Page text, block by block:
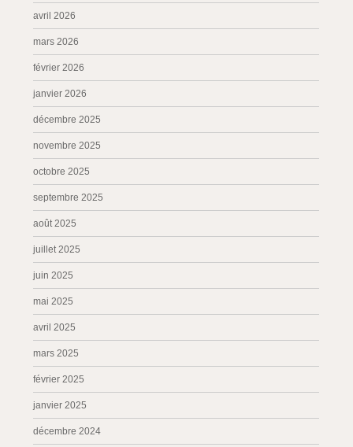
avril 2026
mars 2026
février 2026
janvier 2026
décembre 2025
novembre 2025
octobre 2025
septembre 2025
août 2025
juillet 2025
juin 2025
mai 2025
avril 2025
mars 2025
février 2025
janvier 2025
décembre 2024